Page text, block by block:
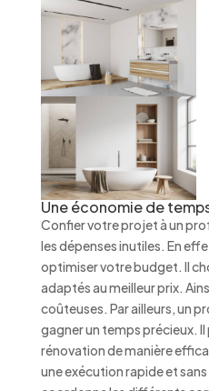
Une économie de
Confier votre projet à un
les dépenses inutiles. En
optimiser votre budget. Il
adaptés au meilleur prix.
coûteuses. Par ailleurs, un
gagner un temps précieux.
rénovation de manière
une exécution rapide et